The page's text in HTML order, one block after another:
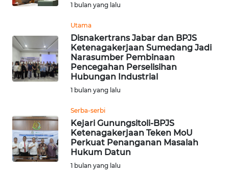
1 bulan yang lalu
Utama
Disnakertrans Jabar dan BPJS
Ketenagakerjaan Sumedang Jadi
Narasumber Pembinaan
Pencegahan Perselisihan
Hubungan Industrial
1 bulan yang lalu
Serba-serbi
Kejari Gunungsitoli-BPJS
Ketenagakerjaan Teken MoU
Perkuat Penanganan Masalah
Hukum Datun
1 bulan yang lalu
WN
JABAR
WN
NTT